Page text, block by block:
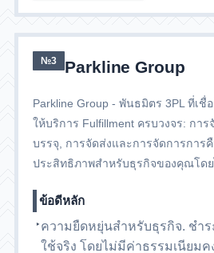
№3 Parkline Group
Parkline Group - พันธมิตร 3PL ที่เ
ให้บริการ Fulfillment ครบวงจร: การ
บรรจุ, การจัดส่งและการจัดการกา
ประสิทธิภาพสำหรับธุรกิจของคุณโด
ข้อดีหลัก
ความยืดหยุ่นสำหรับธุรกิจ. ชำร
ใช้จริง โดยไม่มีค่าธรรมเนียมค